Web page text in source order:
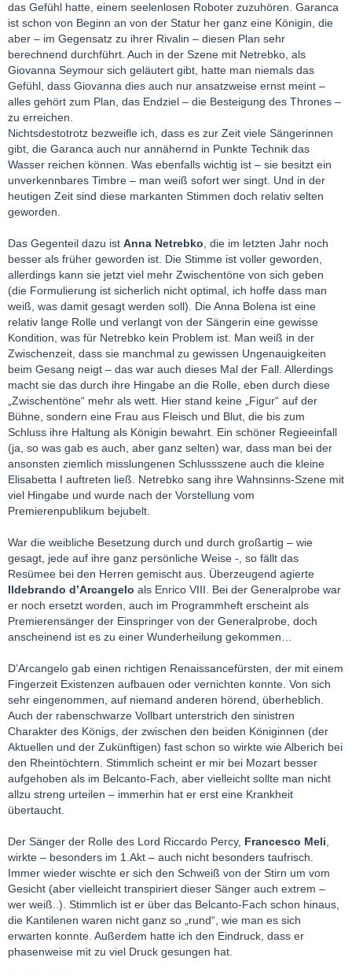
das Gefühl hatte, einem seelenlosen Roboter zuzuhören. Garanca
ist schon von Beginn an von der Statur her ganz eine Königin, die
aber – im Gegensatz zu ihrer Rivalin – diesen Plan sehr
berechnend durchführt. Auch in der Szene mit Netrebko, als
Giovanna Seymour sich geläutert gibt, hatte man niemals das
Gefühl, dass Giovanna dies auch nur ansatzweise ernst meint –
alles gehört zum Plan, das Endziel – die Besteigung des Thrones –
zu erreichen.
Nichtsdestotrotz bezweifle ich, dass es zur Zeit viele Sängerinnen
gibt, die Garanca auch nur annähernd in Punkte Technik das
Wasser reichen können. Was ebenfalls wichtig ist – sie besitzt ein
unverkennbares Timbre – man weiß sofort wer singt. Und in der
heutigen Zeit sind diese markanten Stimmen doch relativ selten
geworden.
Das Gegenteil dazu ist Anna Netrebko, die im letzten Jahr noch
besser als früher geworden ist. Die Stimme ist voller geworden,
allerdings kann sie jetzt viel mehr Zwischentöne von sich geben
(die Formulierung ist sicherlich nicht optimal, ich hoffe dass man
weiß, was damit gesagt werden soll). Die Anna Bolena ist eine
relativ lange Rolle und verlangt von der Sängerin eine gewisse
Kondition, was für Netrebko kein Problem ist. Man weiß in der
Zwischenzeit, dass sie manchmal zu gewissen Ungenauigkeiten
beim Gesang neigt – das war auch dieses Mal der Fall. Allerdings
macht sie das durch ihre Hingabe an die Rolle, eben durch diese
„Zwischentöne“ mehr als wett. Hier stand keine „Figur“ auf der
Bühne, sondern eine Frau aus Fleisch und Blut, die bis zum
Schluss ihre Haltung als Königin bewahrt. Ein schöner Regieeinfall
(ja, so was gab es auch, aber ganz selten) war, dass man bei der
ansonsten ziemlich misslungenen Schlussszene auch die kleine
Elisabetta I auftreten ließ. Netrebko sang ihre Wahnsinns-Szene mit
viel Hingabe und wurde nach der Vorstellung vom
Premierenpublikum bejubelt.
War die weibliche Besetzung durch und durch großartig – wie
gesagt, jede auf ihre ganz persönliche Weise -, so fällt das
Resümee bei den Herren gemischt aus. Überzeugend agierte
Ildebrando d’Arcangelo als Enrico VIII. Bei der Generalprobe war
er noch ersetzt worden, auch im Programmheft erscheint als
Premierensänger der Einspringer von der Generalprobe, doch
anscheinend ist es zu einer Wunderheilung gekommen…
D’Arcangelo gab einen richtigen Renaissancefürsten, der mit einem
Fingerzeit Existenzen aufbauen oder vernichten konnte. Von sich
sehr eingenommen, auf niemand anderen hörend, überheblich.
Auch der rabenschwarze Vollbart unterstrich den sinistren
Charakter des Königs, der zwischen den beiden Königinnen (der
Aktuellen und der Zukünftigen) fast schon so wirkte wie Alberich bei
den Rheintöchtern. Stimmlich scheint er mir bei Mozart besser
aufgehoben als im Belcanto-Fach, aber vielleicht sollte man nicht
allzu streng urteilen – immerhin hat er erst eine Krankheit
übertaucht.
Der Sänger der Rolle des Lord Riccardo Percy, Francesco Meli,
wirkte – besonders im 1.Akt – auch nicht besonders taufrisch.
Immer wieder wischte er sich den Schweiß von der Stirn um vom
Gesicht (aber vielleicht transpiriert dieser Sänger auch extrem –
wer weiß..). Stimmlich ist er über das Belcanto-Fach schon hinaus,
die Kantilenen waren nicht ganz so „rund“, wie man es sich
erwarten konnte. Außerdem hatte ich den Eindruck, dass er
phasenweise mit zu viel Druck gesungen hat.